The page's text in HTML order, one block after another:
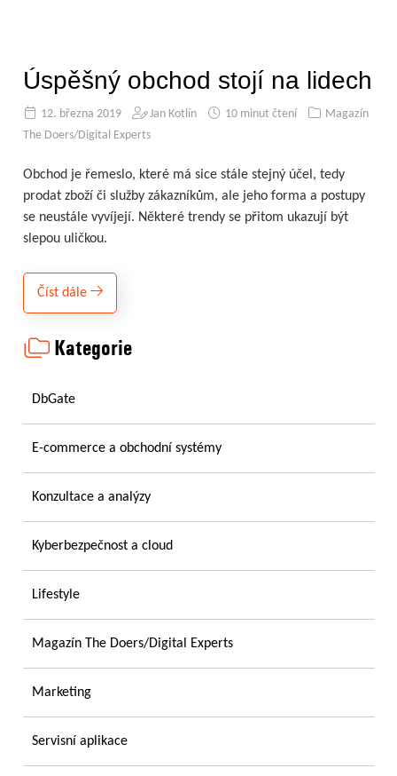
Úspěšný obchod stojí na lidech
12. března 2019 Jan Kotlín 10 minut čtení
Magazín
The Doers/Digital Experts
Obchod je řemeslo, které má sice stále stejný účel, tedy
prodat zboží či služby zákazníkům, ale jeho forma a postupy
se neustále vyvíjejí. Některé trendy se přitom ukazují být
slepou uličkou.
Číst dále
Kategorie
DbGate
E-commerce a obchodní systémy
Konzultace a analýzy
Kyberbezpečnost a cloud
Lifestyle
Magazín The Doers/Digital Experts
Marketing
Servisní aplikace